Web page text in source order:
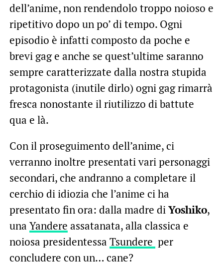
dell’anime, non rendendolo troppo noioso e
ripetitivo dopo un po’ di tempo. Ogni
episodio è infatti composto da poche e
brevi gag e anche se quest’ultime saranno
sempre caratterizzate dalla nostra stupida
protagonista (inutile dirlo) ogni gag rimarrà
fresca nonostante il riutilizzo di battute
qua e là.
Con il proseguimento dell’anime, ci
verranno inoltre presentati vari personaggi
secondari, che andranno a completare il
cerchio di idiozia che l’anime ci ha
presentato fin ora: dalla madre di Yoshiko,
una Yandere assatanata, alla classica e
noiosa presidentessa Tsundere per
concludere con un… cane?